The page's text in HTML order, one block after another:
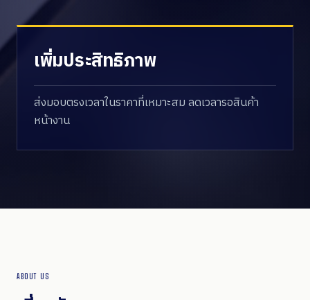
เพิ่มประสิทธิภาพ
ส่งมอบตรงเวลาในราคาที่เหมาะสม ลดเวลารอสินค้า
หน้างาน
ABOUT US